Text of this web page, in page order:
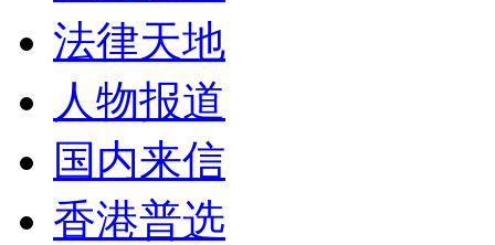
法律天地
人物报道
国内来信
香港普选